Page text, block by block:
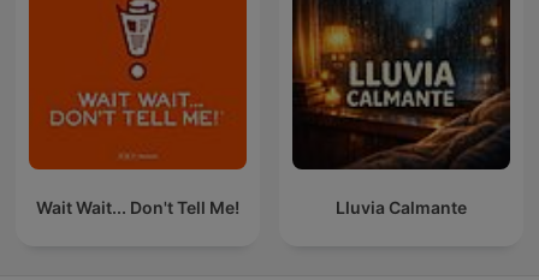
Wait Wait... Don't Tell Me! Lluvia Calmante